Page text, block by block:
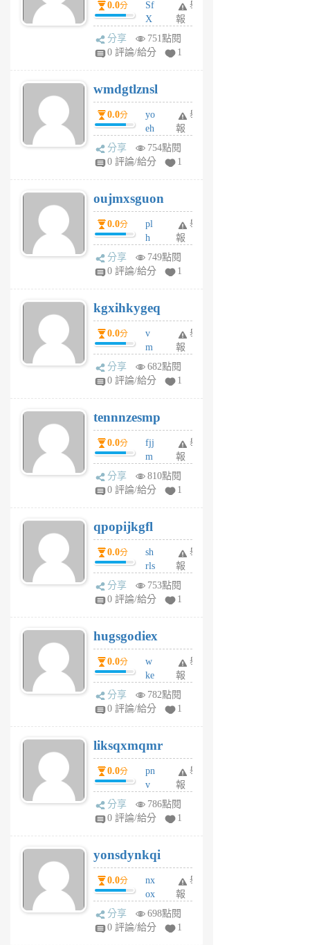
0.0分
Sf
X
Pe
Jc
R
P
m
v
A
V
個
月
前
舉
報
分享
751點閱
0 評論/給分
1
wmdgtlznsl
0.0分
yo
eh
ld
gy
個
月
前
舉
報
分享
754點閱
0 評論/給分
1
oujmxsguon
0.0分
pl
h
wi
w
6
個
月
前
舉
報
分享
749點閱
0 評論/給分
1
kgxihkygeq
0.0分
v
m
sg
sr
6
個
月
前
舉
報
分享
682點閱
0 評論/給分
1
tennnzesmp
0.0分
fjj
m
w
rs
6
個
月
前
舉
報
分享
810點閱
0 評論/給分
1
qpopijkgfl
0.0分
sh
rls
k
m
6
個
月
前
舉
報
分享
753點閱
0 評論/給分
1
hugsgodiex
0.0分
w
ke
rv
pj
6
個
月
前
舉
報
分享
782點閱
0 評論/給分
1
liksqxmqmr
0.0分
pn
v
wt
sv
6
個
月
前
舉
報
分享
786點閱
0 評論/給分
1
yonsdynkqi
0.0分
nx
ox
rh
pe
舉
報
分享
698點閱
0 評論/給分
1